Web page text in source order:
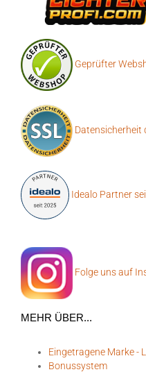
Geprüfter
Datensicherheit
Idealo Partner
Folge uns auf
MEHR ÜBER...
Eingetragene Marke -
Bonussystem